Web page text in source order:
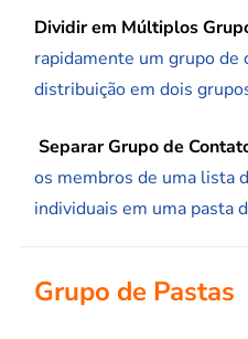
Dividir em Múltiplos
rapidamente um grupo de
distribuição em dois
Separar Grupo de
os membros de uma lista
individuais em uma pasta
Grupo de Pastas